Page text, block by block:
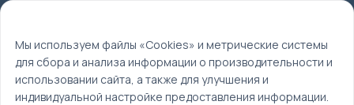
Главная
Туры
Мы используем файлы «Cookies» и метрические системы
для сбора и анализа информации о производительности и
использовании сайта, а также для улучшения и
индивидуальной настройке предоставления информации.